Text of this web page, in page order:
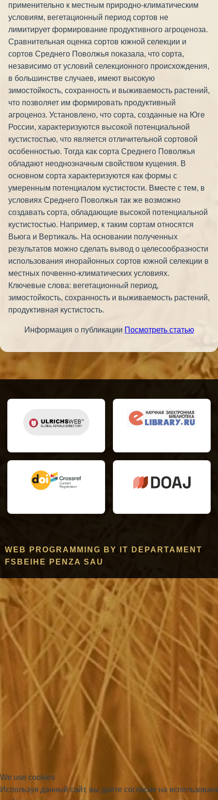
применительно к местным природно-климатическим
условиям, вегетационный период сортов не
лимитирует формирование продуктивного агроценоза.
Сравнительная оценка сортов южной селекции и
сортов Среднего Поволжья показала, что сорта,
независимо от условий селекционного происхождения,
в большинстве случаев, имеют высокую
зимостойкость, сохранность и выживаемость растений,
что позволяет им формировать продуктивный
агроценоз. Установлено, что сорта, созданные на Юге
России, характеризуются высокой потенциальной
кустистостью, что является отличительной сортовой
особенностью. Тогда как сорта Среднего Поволжья
обладают неоднозначным свойством кущения. В
основном сорта характеризуются как формы с
умеренным потенциалом кустистости. Вместе с тем, в
условиях Среднего Поволжья так же возможно
создавать сорта, обладающие высокой потенциальной
кустистостью. Например, к таким сортам относятся
Вьюга и Вертикаль. На основании полученных
результатов можно сделать вывод о целесообразности
использования инорайонных сортов южной селекции в
местных почвенно-климатических условиях.
Ключевые слова: вегетационный период,
зимостойкость, сохранность и выживаемость растений,
продуктивная кустистость.
Информация о публикации Посмотреть статью
WEB PROGRAMMING BY IT DEPARTAMENT
FSBEIHE PENZA SAU
We use cookies
Используя данный сайт, вы даёте согласие на